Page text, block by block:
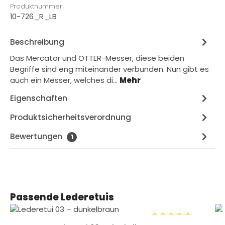
Produktnummer:
10-726_R_LB
Beschreibung
Das Mercator und OTTER-Messer, diese beiden
Begriffe sind eng miteinander verbunden. Nun gibt es
auch ein Messer, welches di… Mehr
Eigenschaften
Produktsicherheitsverordnung
Bewertungen
1
Produktgalerie überspringen
Passende Lederetuis